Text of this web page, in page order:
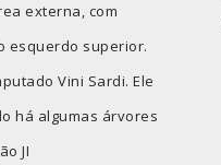
externa, com
esquerdo superior.
Vini Sardi. Ele
há algumas árvores
JI